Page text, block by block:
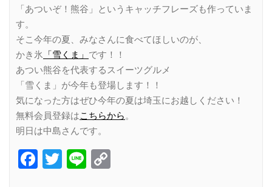
「あついぞ！熊谷」というキャッチフレーズも作っていま
す。
そこ今年の夏、みなさんに食べてほしいのが、
かき氷 「雪くま」 です！！
あつい熊谷を代表するスイーツグルメ
「雪くま」が今年も登場します！！
気になった方はぜひ今年の夏は埼玉にお越しください！
無料会員登録はこちらから。
明日は中島さんです。
Facebook
Twitter
Line